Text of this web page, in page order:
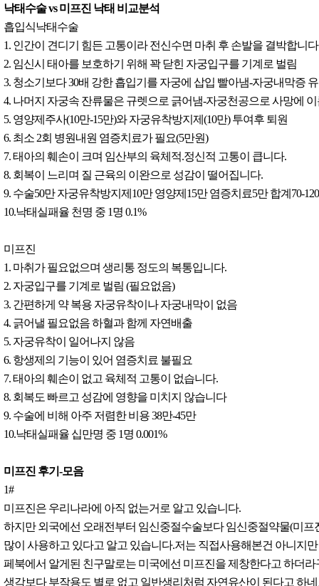
낙태수술 vs 미프진 낙태 비교분석
흡입식낙태수술
1. 인간이 견디기 힘든 고통이라 전신수면 마취 후 손발을 결박합니
2. 임신시 태아를 보호하기 위해 꽉 닫힌 자궁입구를 기계로 벌림
3. 청소기보다 30배 강한 흡입기를 자궁에 삽입 빨아냄-자궁내막증
4. 나머지 자궁속 잔류물은 규렛으로 긁어냄-자궁천공으로 사망에
5. 영양제주사(10만-15만)와 자궁유착방지제(10만) 투여후 퇴원
6. 최소 2회 병원내원 염증치료가 필요(5만원)
7. 태아의 훼손이 크며 임산부의 육체적.정신적 고통이 큽니다.
8. 회복이 느리며 질 근육의 이완으로 성감이 떨어집니다.
9. 수술50만 자궁유착방지제10만 영양제15만 염증치료5만 합계70-
10.낙태실패율 천명 중 1명 0.1%
미프진
1. 마취가 필요없으며 생리통 정도의 복통입니다.
2. 자궁입구를 기계로 벌림 (필요없음)
3. 간편하게 약 복용 자궁유착이나 자궁내막이 없음
4. 긁어낼 필요없음 하혈과 함께 자연배출
5. 자궁유착이 일어나지 않음
6. 항생제의 기능이 있어 염증치료 불필요
7. 태아의 훼손이 없고 육체적 고통이 없습니다.
8. 회복도 빠르고 성감에 영향을 미치지 않습니다
9. 수술에 비해 아주 저렴한 비용 38만-45만
10.낙태실패율 십만명 중 1명 0.001%
미프진 후기-모음
1#
미프진은 우리나라에 아직 없는거로 알고 있습니다.
하지만 외국에선 오래전부터 임신중절수술보다 임신중절약물(미프
많이 사용하고 있다고 알고 있습니다.저는 직접사용해본건 아니지만
페북에서 알게된 친구말로는 미국에선 미프진을 제창한다고 하더라
생각보다 부작용도 별로 없고 일반생리처럼 자연유산이 된다고 하